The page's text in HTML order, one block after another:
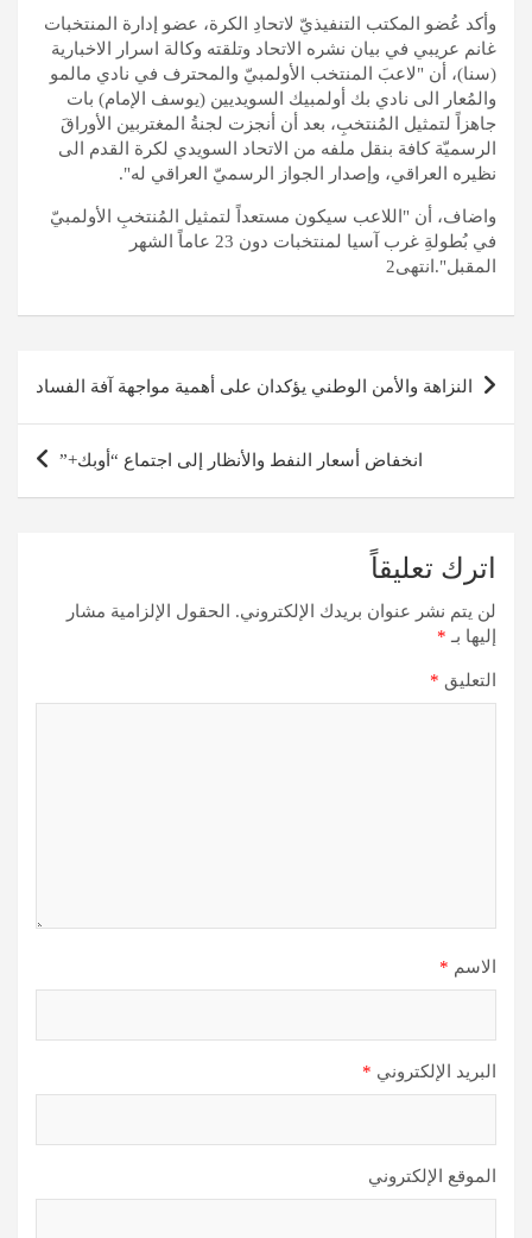
وأكد عُضو المكتب التنفيذيّ لاتحادِ الكرة، عضو إدارة المنتخبات
غانم عريبي في بيان نشره الاتحاد وتلقته وكالة اسرار الاخبارية
(سنا)، أن "لاعبَ المنتخب الأولمبيّ والمحترف في نادي مالمو
والمُعار الى نادي بك أولمبيك السويديين (يوسف الإمام) بات
جاهزاً لتمثيل المُنتخبِ، بعد أن أنجزت لجنةُ المغتربين الأوراقَ
الرسميّة كافة بنقل ملفه من الاتحاد السويدي لكرة القدم الى
نظيره العراقي، وإصدار الجواز الرسميّ العراقي له".
واضاف، أن "اللاعب سيكون مستعداً لتمثيل المُنتخبِ الأولمبيّ
في بُطولةِ غرب آسيا لمنتخبات دون 23 عاماً الشهر
المقبل".انتهى2
تصفّح
المقالات
النزاهة والأمن الوطني يؤكدان على أهمية مواجهة آفة الفساد
انخفاض أسعار النفط والأنظار إلى اجتماع “أوبك+”
اترك تعليقاً
لن يتم نشر عنوان بريدك الإلكتروني.
الحقول الإلزامية مشار
إليها بـ *
التعليق *
الاسم *
البريد الإلكتروني *
الموقع الإلكتروني